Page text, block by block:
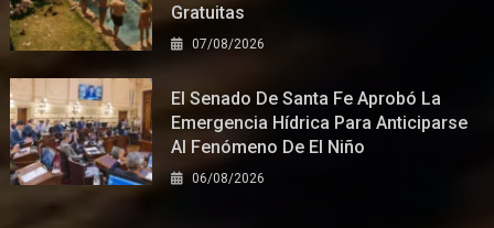
Gratuitas
07/08/2026
El Senado De Santa Fe Aprobó La
Emergencia Hídrica Para Anticiparse
Al Fenómeno De El Niño
06/08/2026